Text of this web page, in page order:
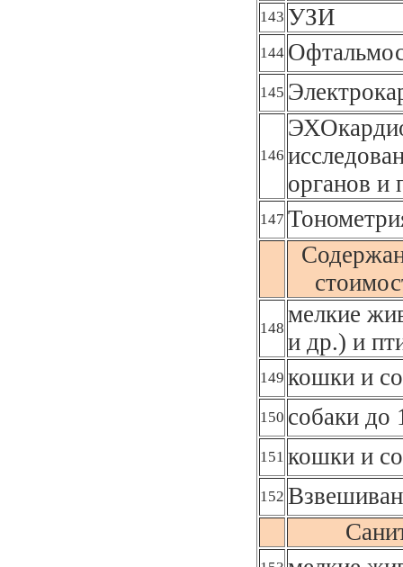
143 УЗИ
144
145
146
органов и
147
148
мелкие
и др.) и
149 кошки и
150 собаки до
151 кошки и
152